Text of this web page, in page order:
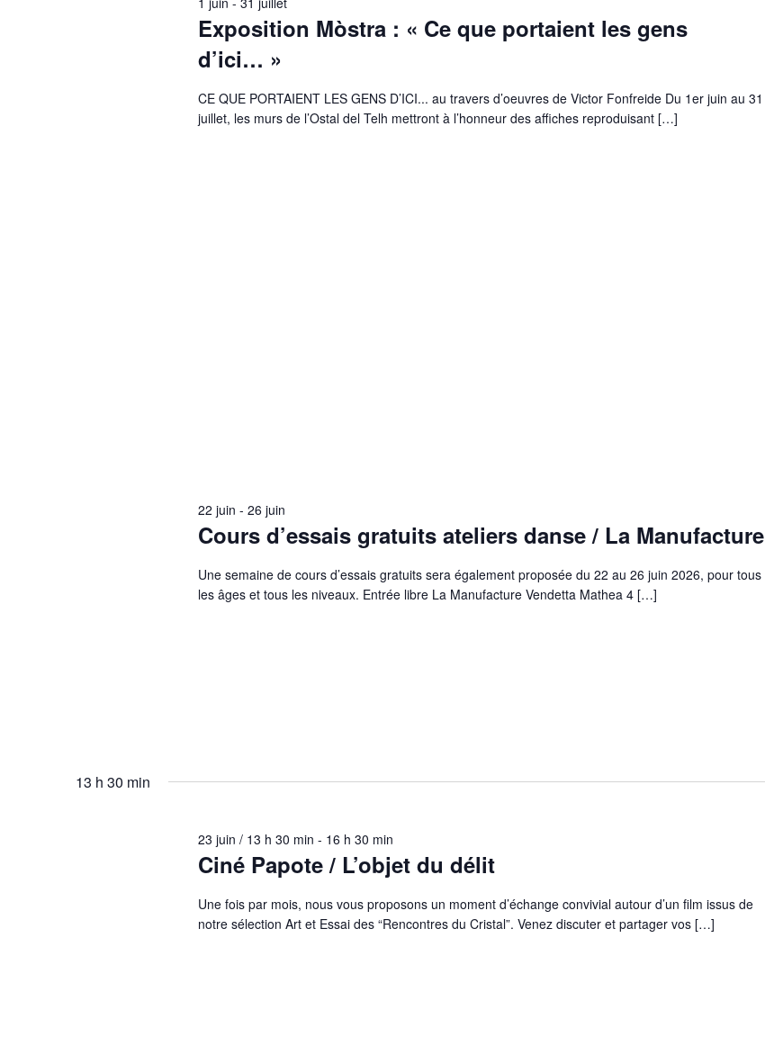
Exposition Mòstra : « Ce que portaient les gens
d’ici… »
CE QUE PORTAIENT LES GENS D’ICI... au travers d’oeuvres de Victor Fonfreide Du 1er juin au 31
juillet, les murs de l’Ostal del Telh mettront à l’honneur des affiches reproduisant […]
Cours d’essais gratuits ateliers danse / La Manufacture
22 juin - 26 juin
Une semaine de cours d’essais gratuits sera également proposée du 22 au 26 juin 2026, pour tous
les âges et tous les niveaux. Entrée libre La Manufacture Vendetta Mathea 4 […]
13 h 30 min
Ciné Papote / L’objet du délit
23 juin / 13 h 30 min - 16 h 30 min
Une fois par mois, nous vous proposons un moment d’échange convivial autour d’un film issus de
notre sélection Art et Essai des “Rencontres du Cristal”. Venez discuter et partager vos […]